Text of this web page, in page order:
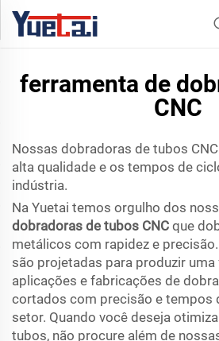
ferramenta de
CNC
Nossas dobradoras de tubos
alta qualidade e os tempos de
indústria.
Na Yuetai temos orgulho dos
dobradoras de tubos CNC que
metálicos com rapidez e
são projetadas para produzir uma
aplicações e fabricações de
cortados com precisão e tempos
setor. Quando você deseja
tubos, não procure além de